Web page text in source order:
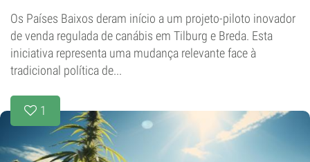
Os Países Baixos deram início a um projeto-piloto inovador
de venda regulada de canábis em Tilburg e Breda. Esta
iniciativa representa uma mudança relevante face à
tradicional política de...
1